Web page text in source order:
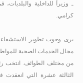
كرامي.
يرى وجوب تطوير
مجال الخدمات الصحية
من مختلف الطوائف. انتخب
الثالثة عشرة التي انعقدت